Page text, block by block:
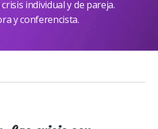
individual y de pareja.
y conferencista.